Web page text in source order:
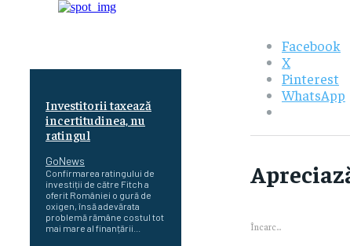
Investitorii taxează
incertitudinea, nu
ratingul
GoNews
Confirmarea ratingului de
investiții de către Fitch a
oferit României o gură de
oxigen, însă adevărata
problemă rămâne costul tot
mai mare al finanțării...
Facebook
X
Pinterest
WhatsApp
Încarc...